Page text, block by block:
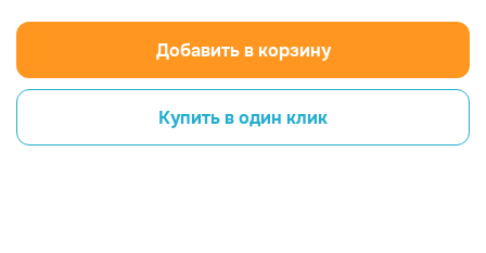
Добавить в корзину
Купить в один клик